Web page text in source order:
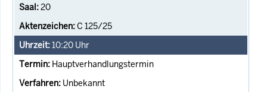
20
C 125/25
10:20 Uhr
Hauptverhandlungstermin
Unbekannt